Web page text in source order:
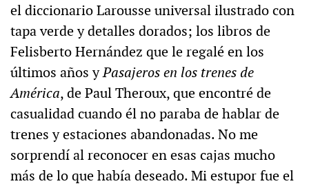
el diccionario Larousse universal ilustrado con
tapa verde y detalles dorados; los libros de
Felisberto Hernández que le regalé en los
últimos años yPasajeros en los trenes de
América, de Paul Theroux, que encontré de
casualidad cuando él no paraba de hablar de
trenes y estaciones abandonadas. No me
sorprendí al reconocer en esas cajas mucho
más de lo que había deseado. Mi estupor fue el